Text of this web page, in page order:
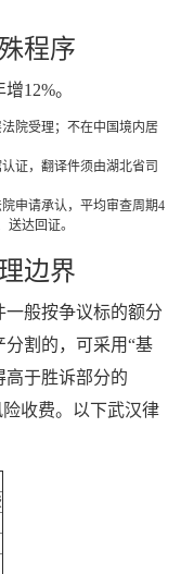
程序
12%。
院受理；不在中国境内居
证，翻译件须由湖北省司
申请承认，平均审查周期4
达回证。
边界
一般按争议标的额分
分割的，可采用“基
高于胜诉部分的
收费。以下武汉律